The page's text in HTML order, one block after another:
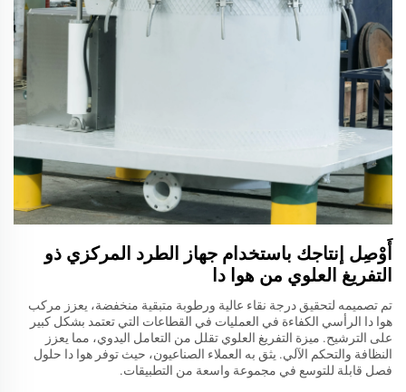
أَوْصِل إنتاجك باستخدام جهاز الطرد المركزي ذو
التفريغ العلوي من هوا دا
تم تصميمه لتحقيق درجة نقاء عالية ورطوبة متبقية منخفضة، يعزز مركب
هوا دا الرأسي الكفاءة في العمليات في القطاعات التي تعتمد بشكل كبير
على الترشيح. ميزة التفريغ العلوي تقلل من التعامل اليدوي، مما يعزز
النظافة والتحكم الآلي. يثق به العملاء الصناعيون، حيث توفر هوا دا حلول
فصل قابلة للتوسع في مجموعة واسعة من التطبيقات.